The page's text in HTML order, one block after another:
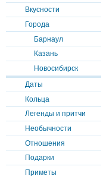
Вкусности
Города
Барнаул
Казань
Новосибирск
Даты
Кольца
Легенды и притчи
Необычности
Отношения
Подарки
Приметы